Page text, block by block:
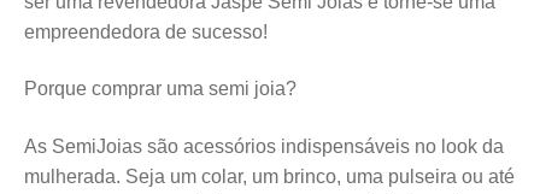
empreendedora de sucesso!
Porque comprar uma semi joia?
As SemiJoias são acessórios indispensáveis no look da
mulherada. Seja um colar, um brinco, uma pulseira ou até